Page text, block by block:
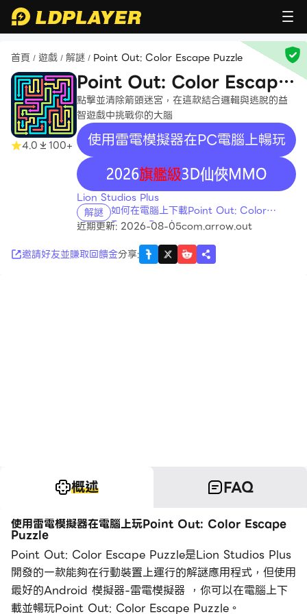
首頁 / 遊戲 / 解謎 / Point Out: Color Escape Puzzle
4.0 100+
Point Out: Color Escape
Puzzle
點擊並清除箭頭迷宮，在這款結合邏輯與逃脫的益
智遊戲中挑戰你的大腦
使用雷電模擬器在PC電腦上暢玩
recommend
Lion Studios Plus
解謎 如何在電腦上下載Point Out: Color
Escape Puzzle
近期更新: 2026-08-05com.arrow.out
邀請好友並賺取回饋金分享:
概述 FAQ
使用雷電模擬器在電腦上玩Point Out: Color Escape
Puzzle
Point Out: Color Escape Puzzle是Lion Studios Plus
開發的一款能夠在行動裝置上運行的解謎應用程式，但使用
最好的Android 模擬器-雷電模擬器 ，你可以在電腦上下
載並暢玩Point Out: Color Escape Puzzle。